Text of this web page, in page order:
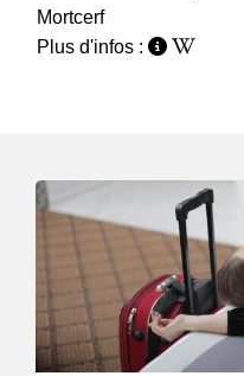
Mortcerf
Plus d'infos :